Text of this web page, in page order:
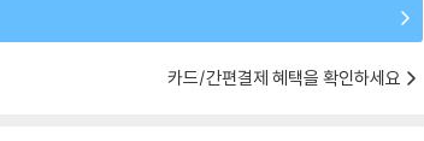
카드/간편결제 혜택을 확인하세요